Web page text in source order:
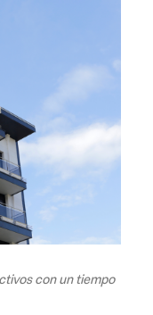
con un tiempo